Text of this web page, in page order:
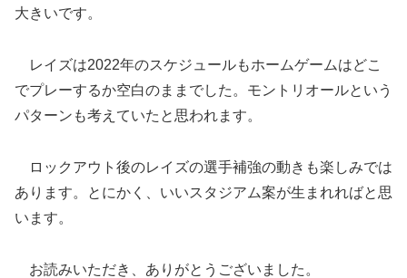
大きいです。
レイズは2022年のスケジュールもホームゲームはどこ
でプレーするか空白のままでした。モントリオールという
パターンも考えていたと思われます。
ロックアウト後のレイズの選手補強の動きも楽しみでは
あります。とにかく、いいスタジアム案が生まれればと思
います。
お読みいただき、ありがとうございました。